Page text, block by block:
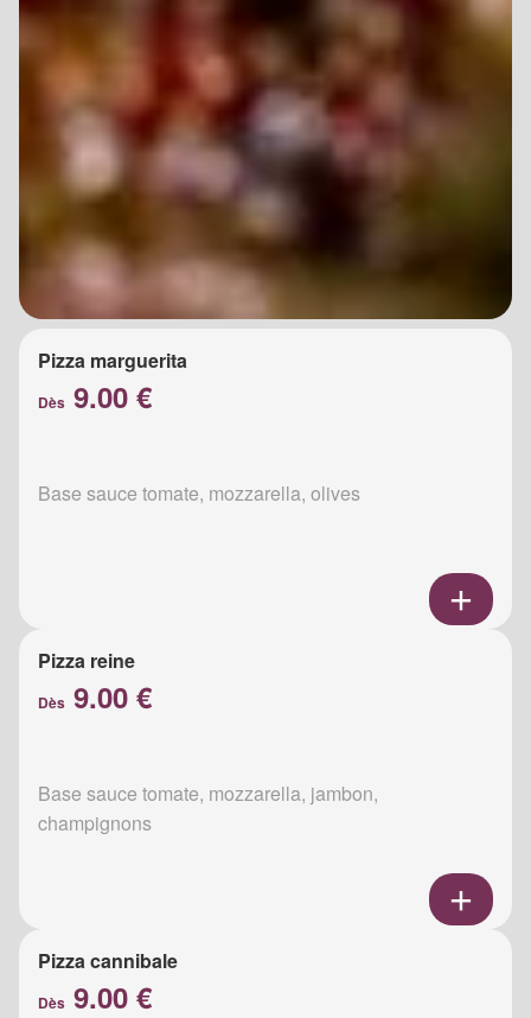
Pizza marguerita
Dès 9.00 €
Base sauce tomate, mozzarella, olives
Pizza reine
Dès 9.00 €
Base sauce tomate, mozzarella, jambon,
champignons
Pizza cannibale
Dès 9.00 €